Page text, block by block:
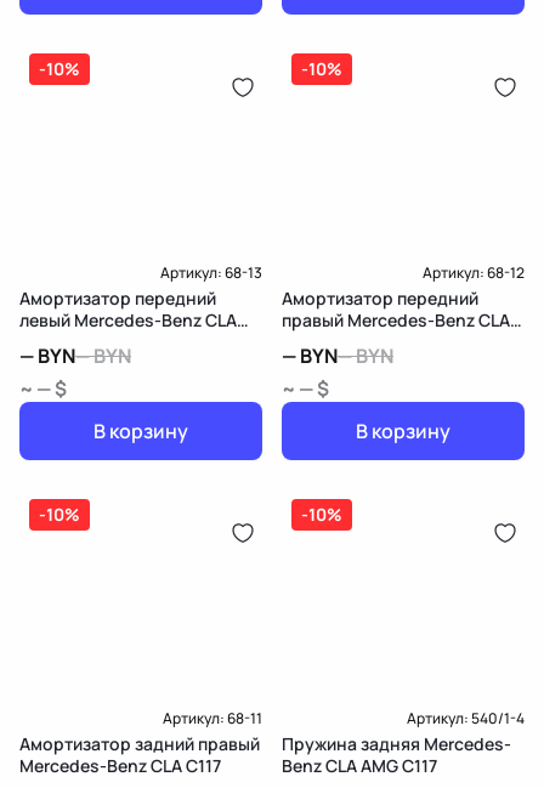
-10%
Артикул:68-13
Амортизатор передний
левый Mercedes-Benz CLA
—BYN—BYN
~ — $
В корзину
-10%
Артикул:68-12
Амортизатор передний
правый Mercedes-Benz CLA
—BYN—BYN
~ — $
В корзину
-10%
Артикул:68-11
Амортизатор задний правый
Mercedes-Benz CLA C117
-10%
Артикул:540/1-4
Пружина задняя Mercedes-
Benz CLA AMG C117